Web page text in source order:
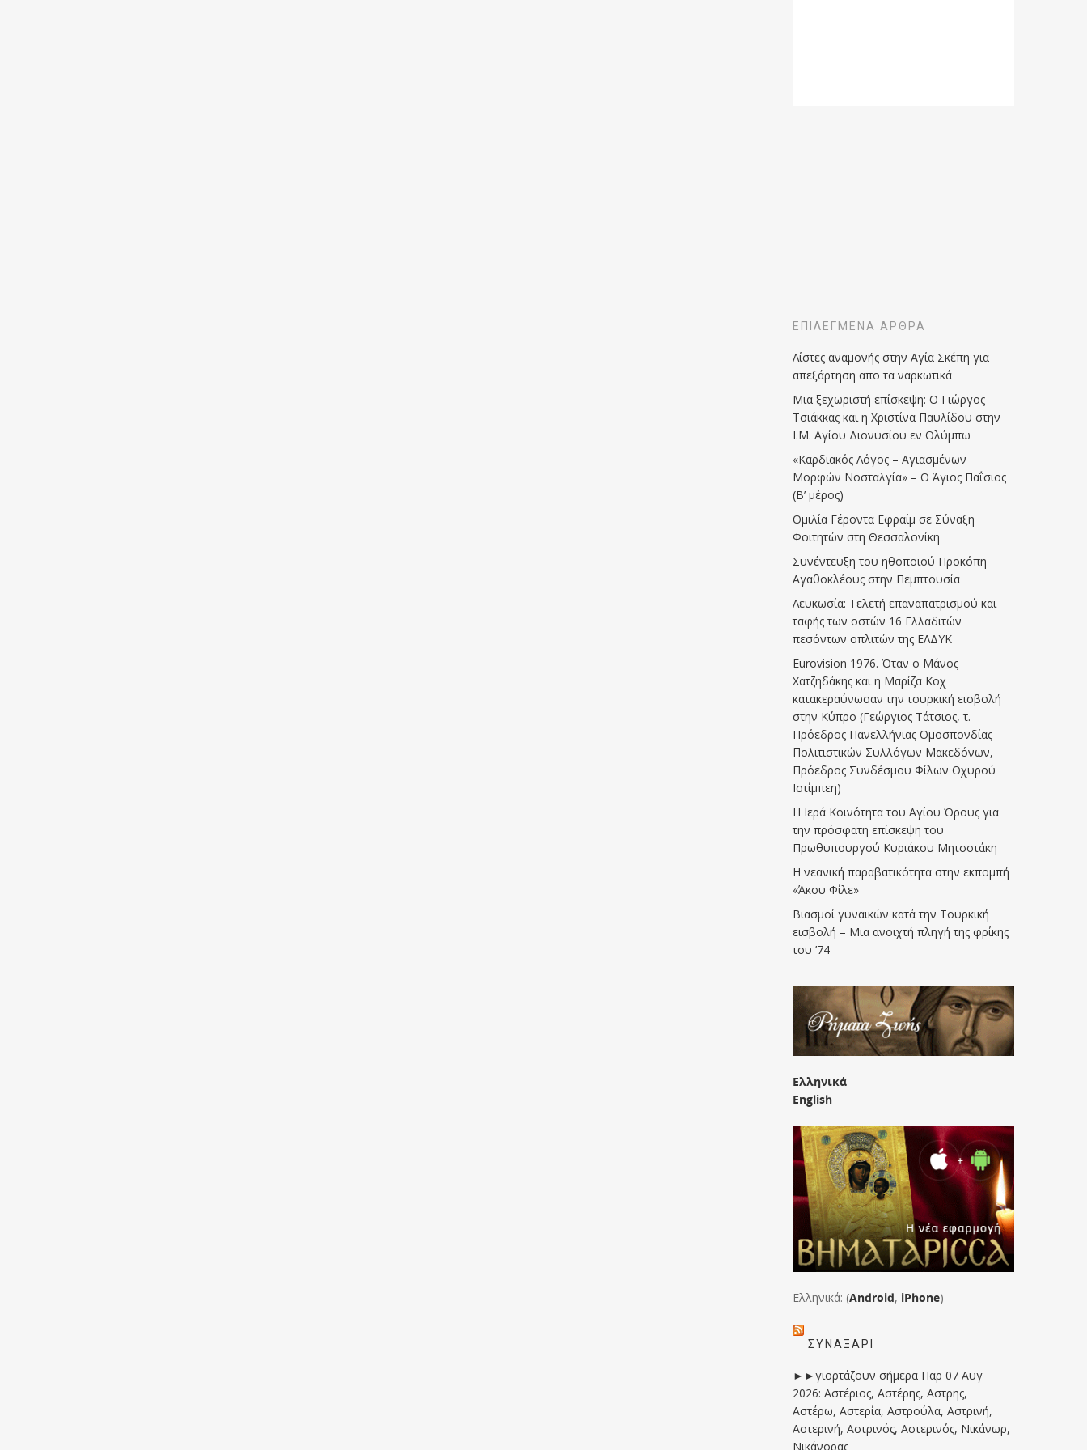
ΕΠΙΛΕΓΜΈΝΑ ΆΡΘΡΑ
Λίστες αναμονής στην Αγία Σκέπη για
απεξάρτηση απο τα ναρκωτικά
Μια ξεχωριστή επίσκεψη: Ο Γιώργος
Τσιάκκας και η Χριστίνα Παυλίδου στην
Ι.Μ. Αγίου Διονυσίου εν Ολύμπω
«Καρδιακός Λόγος – Αγιασμένων
Μορφών Νοσταλγία» – Ο Άγιος Παΐσιος
(Β’ μέρος)
Ομιλία Γέροντα Εφραίμ σε Σύναξη
Φοιτητών στη Θεσσαλονίκη
Συνέντευξη του ηθοποιού Προκόπη
Αγαθοκλέους στην Πεμπτουσία
Λευκωσία: Τελετή επαναπατρισμού και
ταφής των οστών 16 Ελλαδιτών
πεσόντων οπλιτών της ΕΛΔΥΚ
Eurovision 1976. Όταν ο Μάνος
Χατζηδάκης και η Μαρίζα Κοχ
κατακεραύνωσαν την τουρκική εισβολή
στην Κύπρο (Γεώργιος Τάτσιος, τ.
Πρόεδρος Πανελλήνιας Ομοσπονδίας
Πολιτιστικών Συλλόγων Μακεδόνων,
Πρόεδρος Συνδέσμου Φίλων Οχυρού
Ιστίμπεη)
Η Ιερά Κοινότητα του Αγίου Όρους για
την πρόσφατη επίσκεψη του
Πρωθυπουργού Κυριάκου Μητσοτάκη
Η νεανική παραβατικότητα στην εκπομπή
«Άκου Φίλε»
Βιασμοί γυναικών κατά την Τουρκική
εισβολή – Μια ανοιχτή πληγή της φρίκης
του ’74
Ελληνικά
English
Ελληνικά: (Android, iPhone)
ΣΥΝΑΞΆΡΙ
►►γιορτάζουν σήμερα Παρ 07 Αυγ
2026: Αστέριος, Αστέρης, Αστρης,
Αστέρω, Αστερία, Αστρούλα, Αστρινή,
Αστερινή, Αστρινός, Αστερινός, Νικάνωρ,
Νικάνορας